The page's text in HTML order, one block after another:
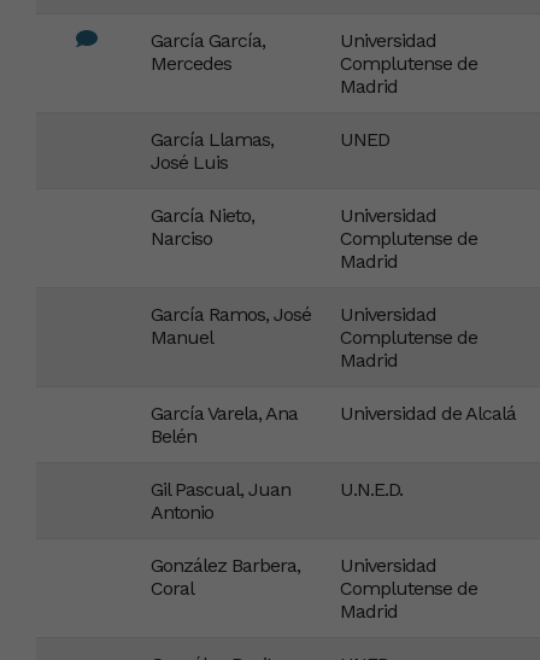
García García,
Mercedes
Universidad
Complutense de
Madrid
García Llamas,
José Luis
UNED
García Nieto,
Narciso
Universidad
Complutense de
Madrid
García Ramos, José
Manuel
Universidad
Complutense de
Madrid
García Varela, Ana
Belén
Universidad de Alcalá
Gil Pascual, Juan
Antonio
U.N.E.D.
González Barbera,
Coral
Universidad
Complutense de
Madrid